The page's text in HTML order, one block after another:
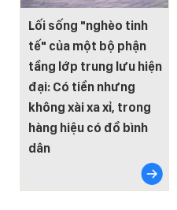
Lối sống "nghèo tinh
tế" của một bộ phận
tầng lớp trung lưu hiện
đại: Có tiền nhưng
không xài xa xỉ, trong
hàng hiệu có đồ bình
dân